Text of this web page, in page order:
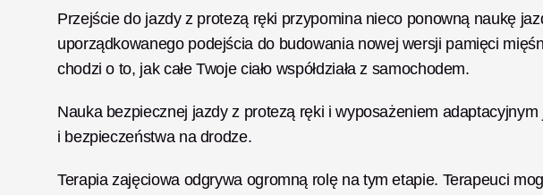
Przejście do jazdy z protezą ręki przypomina nieco ponowną naukę
uporządkowanego podejścia do budowania nowej wersji pamięci
chodzi o to, jak całe Twoje ciało współdziała z samochodem.
Nauka bezpiecznej jazdy z protezą ręki i wyposażeniem
i bezpieczeństwa na drodze.
Terapia zajęciowa odgrywa ogromną rolę na tym etapie. Terapeuci